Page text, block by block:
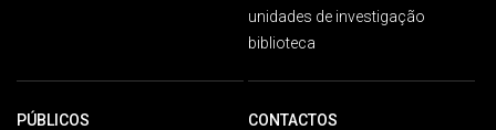
unidades de investigação
biblioteca
PÚBLICOS CONTACTOS